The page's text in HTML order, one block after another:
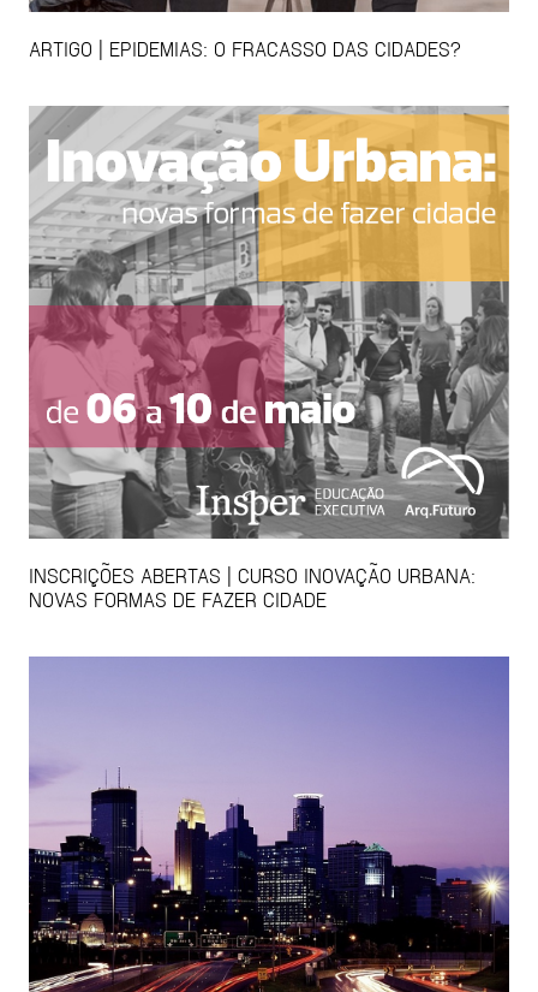
ARTIGO | EPIDEMIAS: O FRACASSO DAS CIDADES?
INSCRIÇÕES ABERTAS | CURSO INOVAÇÃO URBANA:
NOVAS FORMAS DE FAZER CIDADE